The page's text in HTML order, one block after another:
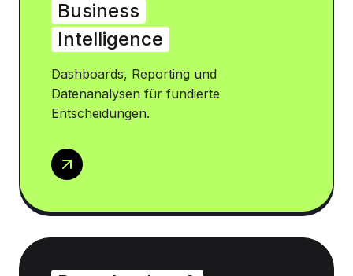
Business
Intelligence
Dashboards, Reporting und
Datenanalysen für fundierte
Entscheidungen.